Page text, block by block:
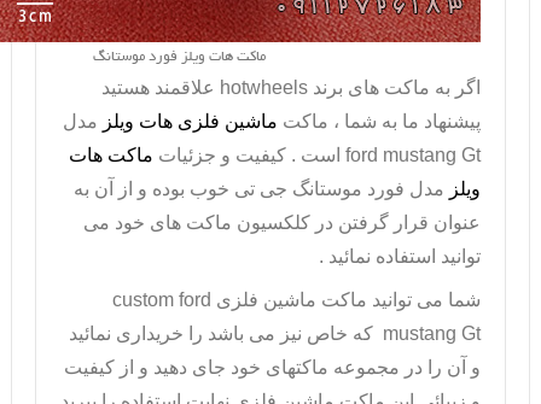
ماکت هات ویلز فورد موستانگ
اگر به ماکت های برند hotwheels علاقمند هستید
پیشنهاد ما به شما ، ماکت ماشین فلزی هات ویلز مدل
ford mustang Gt است . کیفیت و جزئیات ماکت هات
ویلز مدل فورد موستانگ جی تی خوب بوده و از آن به
عنوان قرار گرفتن در کلکسیون ماکت های خود می
توانید استفاده نمائید .
شما می توانید ماکت ماشین فلزی custom ford
mustang Gt که خاص نیز می باشد را خریداری نمائید
و آن را در مجموعه ماکتهای خود جای دهید و از کیفیت